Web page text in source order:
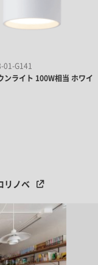
01-G141
ンライト 100W相当 ホワイ
リノベ